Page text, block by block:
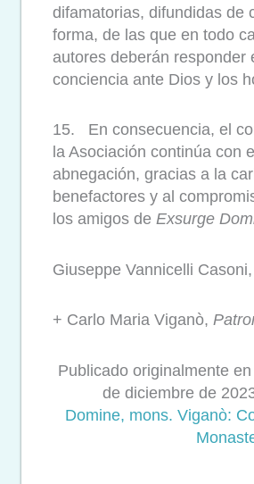
difamatorias, difundidas de
forma, de las que en todo
autores deberán responder
conciencia ante Dios y los
15. En consecuencia, el
la Asociación continúa con
abnegación, gracias a la
benefactores y al
los amigos de Exsurge
Giuseppe Vannicelli Casoni,
+ Carlo Maria Viganò,
Publicado originalmente
de diciembre de
Domine, mons. Viganò: